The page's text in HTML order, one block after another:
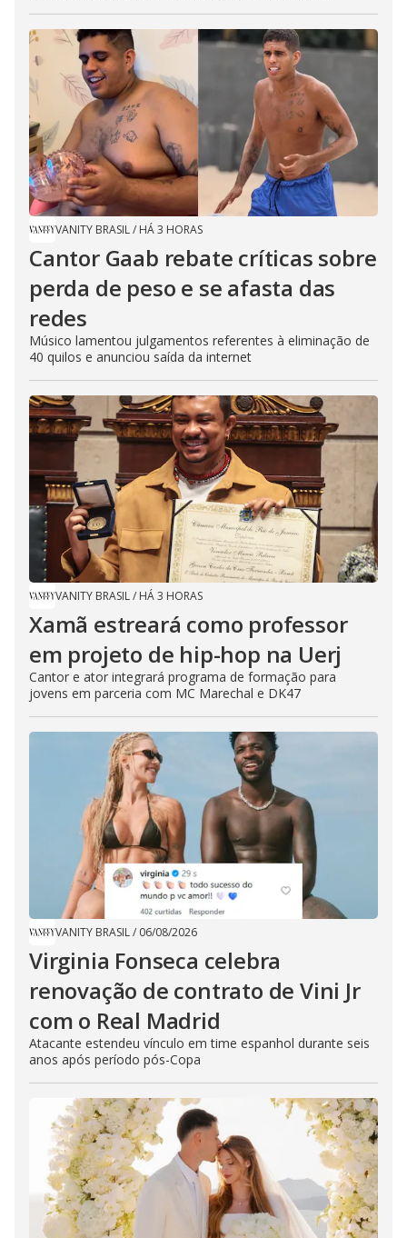
VANITY BRASIL/ HÁ 3 HORAS
Cantor Gaab rebate críticas sobre
perda de peso e se afasta das
redes
Músico lamentou julgamentos referentes à eliminação de
40 quilos e anunciou saída da internet
VANITY BRASIL/ HÁ 3 HORAS
Xamã estreará como professor
em projeto de hip-hop na Uerj
Cantor e ator integrará programa de formação para
jovens em parceria com MC Marechal e DK47
VANITY BRASIL/ 06/08/2026
Virginia Fonseca celebra
renovação de contrato de Vini Jr
com o Real Madrid
Atacante estendeu vínculo em time espanhol durante seis
anos após período pós-Copa